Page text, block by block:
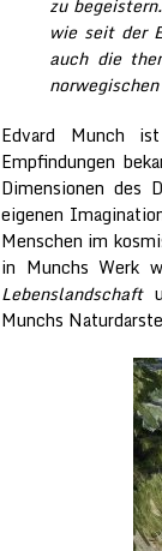
wie seit der
auch die
Edvard Munch
Empfindungen
Dimensionen des
eigenen
Menschen im
in Munchs Werk
Lebenslandschaft
Munchs